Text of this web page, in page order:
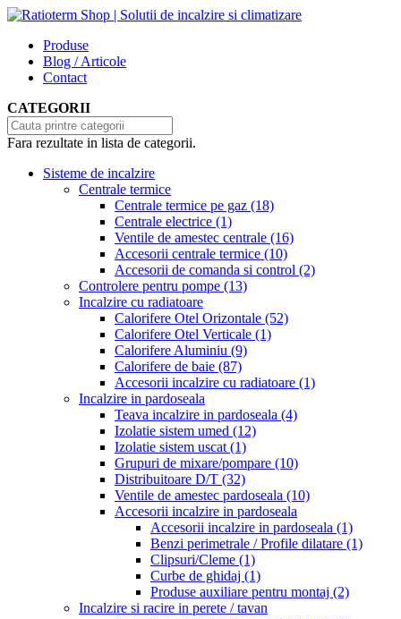
Produse
Blog / Articole
Contact
CATEGORII
Fara rezultate in lista de categorii.
Sisteme de incalzire
Centrale termice
Centrale termice pe gaz (18)
Centrale electrice (1)
Ventile de amestec centrale (16)
Accesorii centrale termice (10)
Accesorii de comanda si control (2)
Controlere pentru pompe (13)
Incalzire cu radiatoare
Calorifere Otel Orizontale (52)
Calorifere Otel Verticale (1)
Calorifere Aluminiu (9)
Calorifere de baie (87)
Accesorii incalzire cu radiatoare (1)
Incalzire in pardoseala
Teava incalzire in pardoseala (4)
Izolatie sistem umed (12)
Izolatie sistem uscat (1)
Grupuri de mixare/pompare (10)
Distribuitoare D/T (32)
Ventile de amestec pardoseala (10)
Accesorii incalzire in pardoseala
Accesorii incalzire in pardoseala (1)
Benzi perimetrale / Profile dilatare (1)
Clipsuri/Cleme (1)
Curbe de ghidaj (1)
Produse auxiliare pentru montaj (2)
Incalzire si racire in perete / tavan